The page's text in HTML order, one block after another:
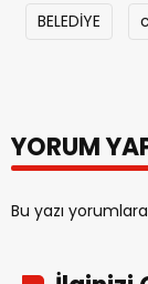
BELEDİYE
YORUM
Bu yazı yorumlara